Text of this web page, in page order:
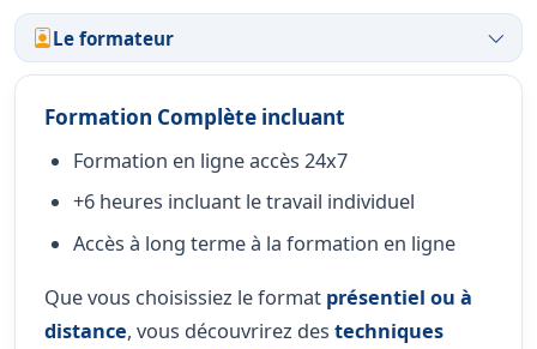
Le formateur
Formation Complète incluant
Formation en ligne accès 24x7
+6 heures incluant le travail individuel
Accès à long terme à la formation en ligne
Que vous choisissiez le format présentiel ou à
distance, vous découvrirez des techniques